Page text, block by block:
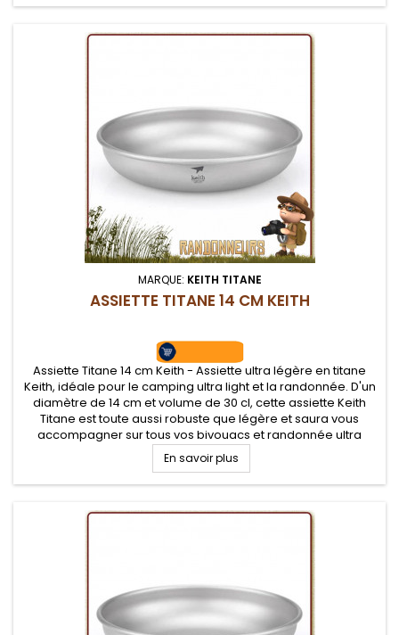
MARQUE: KEITH TITANE
ASSIETTE TITANE 14 CM KEITH
Assiette Titane 14 cm Keith - Assiette ultra légère en titane
Keith, idéale pour le camping ultra light et la randonnée. D'un
diamètre de 14 cm et volume de 30 cl, cette assiette Keith
Titane est toute aussi robuste que légère et saura vous
accompagner sur tous vos bivouacs et randonnée ultra
légère
En savoir plus